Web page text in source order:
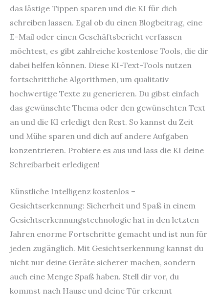
das lästige Tippen sparen und die KI für dich
schreiben lassen. Egal ob du einen Blogbeitrag, eine
E-Mail oder einen Geschäftsbericht verfassen
möchtest, es gibt zahlreiche kostenlose Tools, die dir
dabei helfen können. Diese KI-Text-Tools nutzen
fortschrittliche Algorithmen, um qualitativ
hochwertige Texte zu generieren. Du gibst einfach
das gewünschte Thema oder den gewünschten Text
an und die KI erledigt den Rest. So kannst du Zeit
und Mühe sparen und dich auf andere Aufgaben
konzentrieren. Probiere es aus und lass die KI deine
Schreibarbeit erledigen!
Künstliche Intelligenz kostenlos –
Gesichtserkennung: Sicherheit und Spaß in einem
Gesichtserkennungstechnologie hat in den letzten
Jahren enorme Fortschritte gemacht und ist nun für
jeden zugänglich. Mit Gesichtserkennung kannst du
nicht nur deine Geräte sicherer machen, sondern
auch eine Menge Spaß haben. Stell dir vor, du
kommst nach Hause und deine Tür erkennt